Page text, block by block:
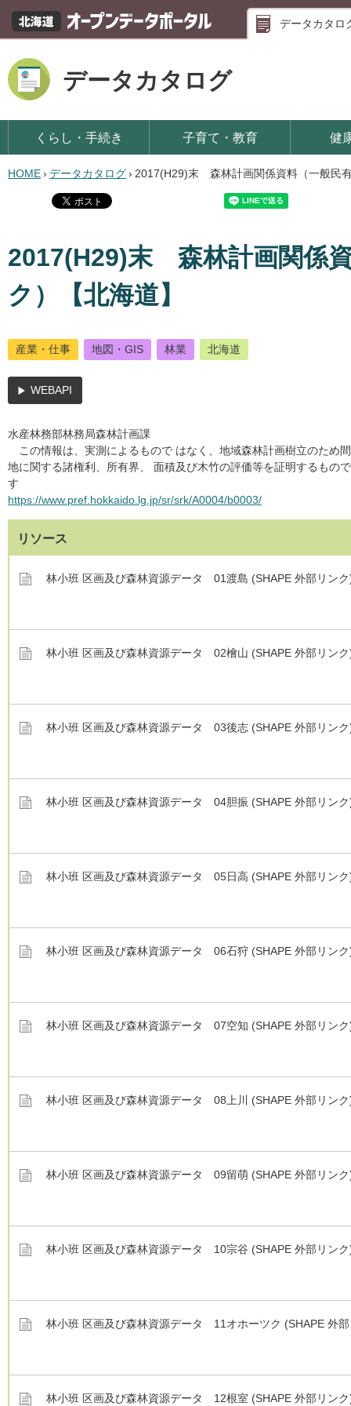
データカタロ
データカタログ
くらし・手続き 子育て・教育 健
HOME› データカタログ› 2017(H29)末 森林計画関係資料（一般民
2017(H29)末 森林計画関係
ク）【北海道】
産業・仕事 地図・GIS 林業 北海道
WEBAPI
水産林務部林務局森林計画課
この情報は、実測によるもので はなく、地域森林計画樹立のため
地に関する諸権利、所有界、 面積及び木竹の評価等を証明するもの
す
https://www.pref.hokkaido.lg.jp/sr/srk/A0004/b0003/
リソース
林小班 区画及び森林資源データ 01渡島 (SHAPE 外部リン
林小班 区画及び森林資源データ 02檜山 (SHAPE 外部リン
林小班 区画及び森林資源データ 03後志 (SHAPE 外部リン
林小班 区画及び森林資源データ 04胆振 (SHAPE 外部リン
林小班 区画及び森林資源データ 05日高 (SHAPE 外部リン
林小班 区画及び森林資源データ 06石狩 (SHAPE 外部リン
林小班 区画及び森林資源データ 07空知 (SHAPE 外部リン
林小班 区画及び森林資源データ 08上川 (SHAPE 外部リン
林小班 区画及び森林資源データ 09留萌 (SHAPE 外部リン
林小班 区画及び森林資源データ 10宗谷 (SHAPE 外部リン
林小班 区画及び森林資源データ 11オホーツク (SHAPE 外
林小班 区画及び森林資源データ 12根室 (SHAPE 外部リン